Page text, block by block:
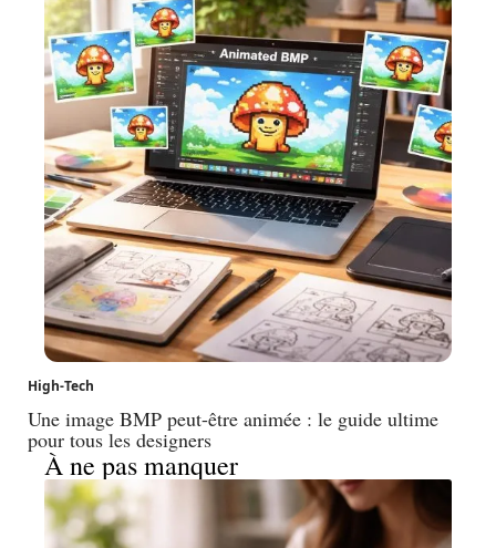
High-Tech
Une image BMP peut-être animée : le guide ultime
pour tous les designers
À ne pas manquer